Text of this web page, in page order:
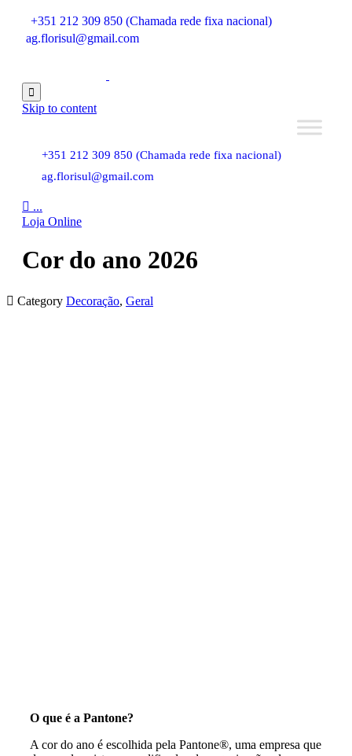
+351 212 309 850 (Chamada rede fixa nacional)
ag.florisul@gmail.com

Skip to content
+351 212 309 850 (Chamada rede fixa nacional)
ag.florisul@gmail.com
 ...
Loja Online
Cor do ano 2026
 Category Decoração, Geral
O que é a Pantone?
A cor do ano é escolhida pela Pantone®, uma empresa que